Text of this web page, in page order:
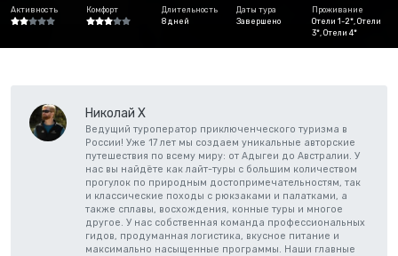
Активность Комфорт
Длительность
8 дней
Даты тура
Завершено
Проживание
Отели 1-2*, Отели
3*, Отели 4*
Николай Х
Ведущий туроператор приключенческого туризма в
России! Уже 17 лет мы создаем уникальные авторские
путешествия по всему миру: от Адыгеи до Австралии. У
нас вы найдёте как лайт-туры с большим количеством
прогулок по природным достопримечательностям, так
и классические походы с рюкзаками и палатками, а
также сплавы, восхождения, конные туры и многое
другое. У нас собственная команда профессиональных
гидов, продуманная логистика, вкусное питание и
максимально насыщенные программы. Наши главные